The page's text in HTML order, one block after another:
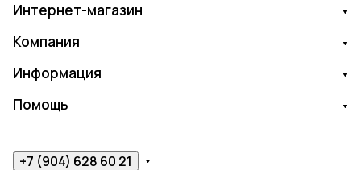
Интернет-магазин
Компания
Информация
Помощь
+7 (904) 628 60 21